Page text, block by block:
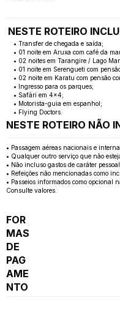
NESTE ROTEIRO
• Transfer de chegada e saída;
• 01 noite em Aruxa com café da
• 02 noites em Tarangire / Lago
• 01 noite em Serengueti com
• 02 noite em Karatu com pensão
• Ingresso para os parques;
• Safári em 4x4;
• Motorista-guia em espanhol;
• Flying Doctors.
NESTE ROTEIRO NÃO
• Passagem aéreas nacionais e
• Qualquer outro serviço que não
• Não incluso gastos de caráter
• Refeições não mencionadas como
• Passeios informados como opcional
Consulte valores.
FOR
MAS
DE
PAG
AME
NTO